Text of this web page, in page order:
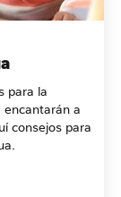
para la
encantarán a
consejos para